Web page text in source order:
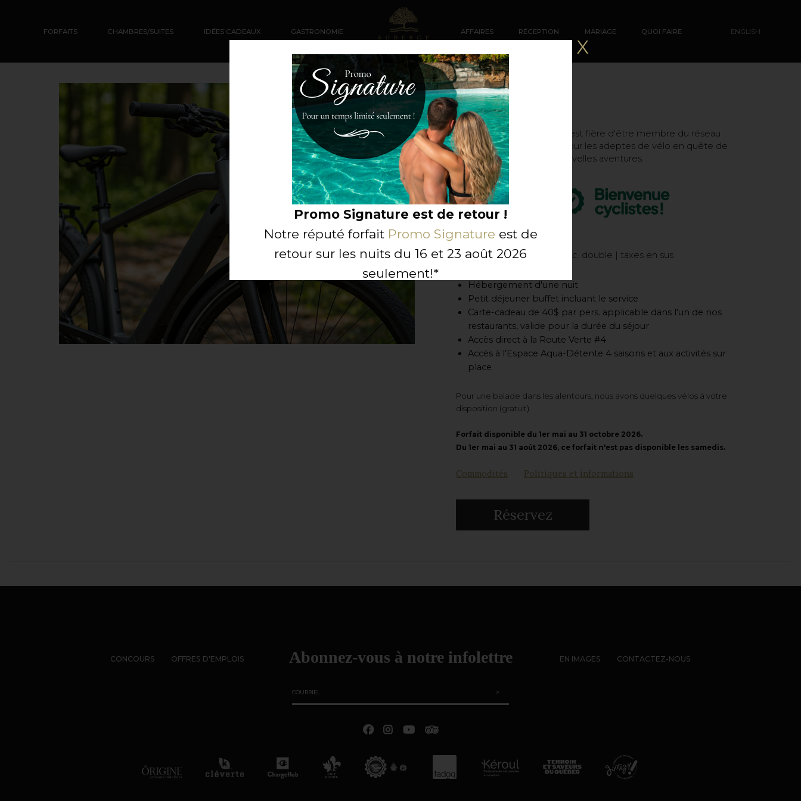
X
Promo Signature est de retour !
Notre réputé forfait Promo Signature est de
retour sur les nuits du 16 et 23 août 2026
seulement!*
* Certaines conditions s'appliquent.
FORFAITS CHAMBRES/SUITES IDÉES CADEAUX GASTRONOMIE AFFAIRES RÉCEPTION MARIAGE QUOI FAIRE ENGLISH
Vélo
L'Auberge Godefroy est fière d'être membre du réseau
Bienvenue Cyclistes
pour les adeptes de vélo en quête de
nouvelles aventures.
À partir de
179,00 $par pers. | occ. double | taxes en sus
Hébergement d'une nuit
Petit déjeuner buffet incluant le service
Carte-cadeau de 40$ par pers. applicable dans l'un de nos
restaurants, valide pour la durée du séjour
Accès direct à la Route Verte #4
Accès à l'Espace Aqua-Détente 4 saisons et aux activités sur
place
Pour une balade dans les alentours, nous avons quelques vélos à votre
disposition (gratuit).
Forfait disponible du 1er mai au 31 octobre 2026.
Du 1er mai au 31 août 2026, ce forfait n'est pas disponible les samedis.
Commodités Politiques et informations
Réservez
CONCOURS OFFRES D'EMPLOIS Abonnez-vous à notre infolettre EN IMAGES CONTACTEZ-NOUS